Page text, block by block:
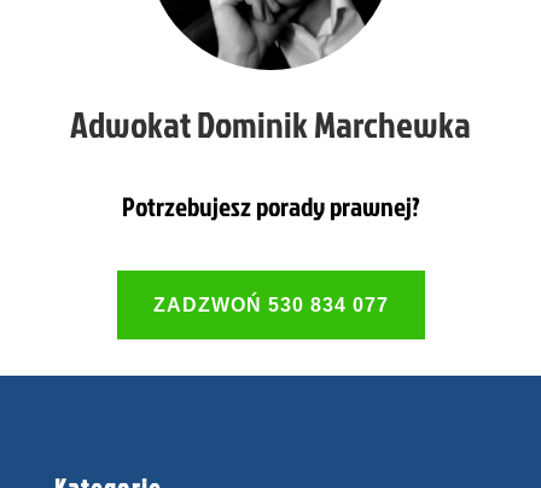
Adwokat Dominik Marchewka
Potrzebujesz porady prawnej?
ZADZWOŃ 530 834 077